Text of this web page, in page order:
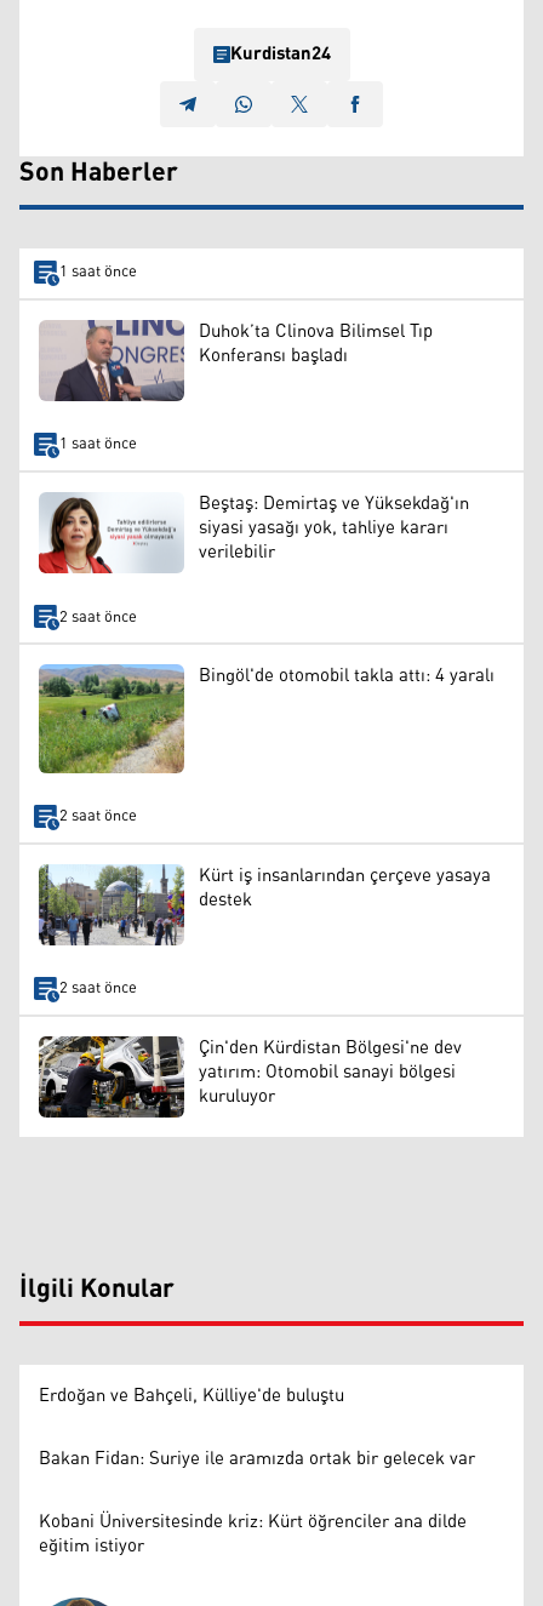
Kurdistan24
Son Haberler
1 saat önce
Duhok’ta Clinova Bilimsel Tıp
Konferansı başladı
1 saat önce
Beştaş: Demirtaş ve Yüksekdağ'ın
siyasi yasağı yok, tahliye kararı
verilebilir
2 saat önce
Bingöl'de otomobil takla attı: 4 yaralı
2 saat önce
Kürt iş insanlarından çerçeve yasaya
destek
2 saat önce
Çin'den Kürdistan Bölgesi'ne dev
yatırım: Otomobil sanayi bölgesi
kuruluyor
İlgili Konular
Erdoğan ve Bahçeli, Külliye'de buluştu
Bakan Fidan: Suriye ile aramızda ortak bir gelecek var
Kobani Üniversitesinde kriz: Kürt öğrenciler ana dilde
eğitim istiyor